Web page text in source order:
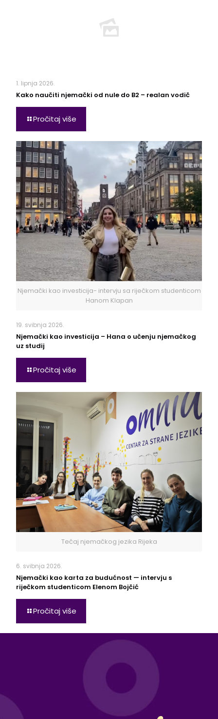
1. lipnja 2026.
Kako naučiti njemački od nule do B2 – realan vodič
Pročitaj više
Njemački kao investicija- intervju sa riječkom studenticom
Hanom Klapan
19. svibnja 2026.
Njemački kao investicija – Hana o učenju njemačkog
uz studij
Pročitaj više
Tečaj njemačkog jezika Rijeka
6. svibnja 2026.
Njemački kao karta za budućnost — intervju s
riječkom studenticom Elenom Bojčić
Pročitaj više